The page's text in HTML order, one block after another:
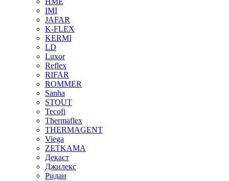
IMI
JAFAR
K-FLEX
KERMI
LD
Luxor
Reflex
RIFAR
ROMMER
Sanha
STOUT
Tecofi
Thermaflex
THERMAGENT
Viega
ZETKAMA
Декаст
Джилекс
Ридан